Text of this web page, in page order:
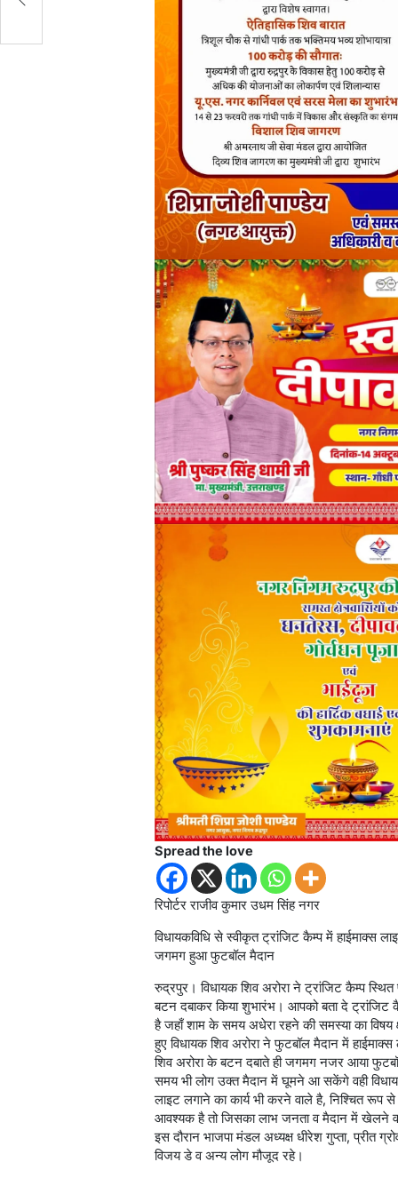
Spread the love
रिपोर्टर राजीव कुमार उधम सिंह नगर
विधायकविधि से स्वीकृत ट्रांजिट कैम्प में हाईमाक्स
जगमग हुआ फुटबॉल मैदान
रुद्रपुर। विधायक शिव अरोरा ने ट्रांजिट कैम्प
बटन दबाकर किया शुभारंभ। आपको बता दे
है जहाँ शाम के समय अधेरा रहने की समस्या का विषय
हुए विधायक शिव अरोरा ने फुटबॉल मैदान में
शिव अरोरा के बटन दबाते ही जगमग नजर आया
समय भी लोग उक्त मैदान में घूमने आ सकेंगे वही
लाइट लगाने का कार्य भी करने वाले है, निश्चित रूप
आवश्यक है तो जिसका लाभ जनता व मैदान में खेलने
इस दौरान भाजपा मंडल अध्यक्ष धीरेश गुप्ता, प्रीत
विजय डे व अन्य लोग मौजूद रहे।